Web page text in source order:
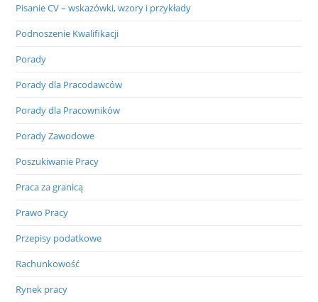
Pisanie CV – wskazówki, wzory i przykłady
Podnoszenie Kwalifikacji
Porady
Porady dla Pracodawców
Porady dla Pracowników
Porady Zawodowe
Poszukiwanie Pracy
Praca za granicą
Prawo Pracy
Przepisy podatkowe
Rachunkowość
Rynek pracy